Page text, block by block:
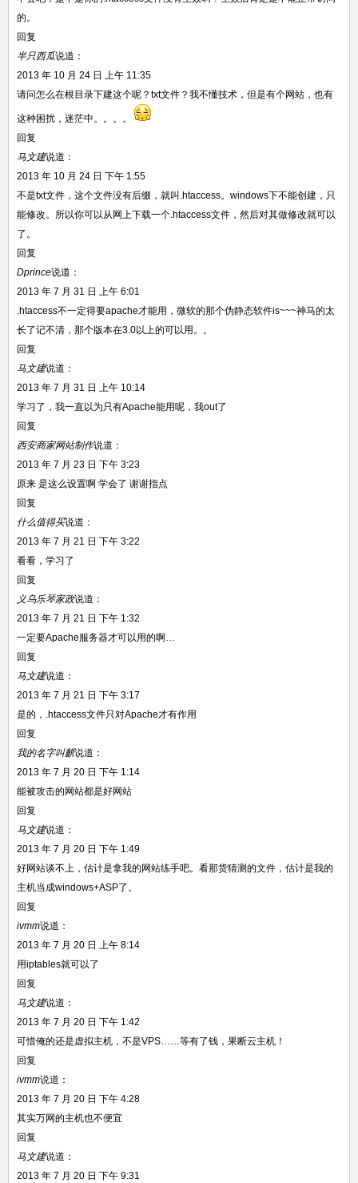
的。
回复
半只西瓜说道：
2013 年 10 月 24 日 上午 11:35
请问怎么在根目录下建这个呢？txt文件？我不懂技术，但是有个网站，也有
这种困扰，迷茫中。。。。
回复
马文建说道：
2013 年 10 月 24 日 下午 1:55
不是txt文件，这个文件没有后缀，就叫.htaccess。windows下不能创建，只
能修改。所以你可以从网上下载一个.htaccess文件，然后对其做修改就可以
了。
回复
Dprince说道：
2013 年 7 月 31 日 上午 6:01
.htaccess不一定得要apache才能用，微软的那个伪静态软件is~~~神马的太
长了记不清，那个版本在3.0以上的可以用。。
回复
马文建说道：
2013 年 7 月 31 日 上午 10:14
学习了，我一直以为只有Apache能用呢，我out了
回复
西安商家网站制作说道：
2013 年 7 月 23 日 下午 3:23
原来 是这么设置啊 学会了 谢谢指点
回复
什么值得买说道：
2013 年 7 月 21 日 下午 3:22
看看，学习了
回复
义乌乐琴家政说道：
2013 年 7 月 21 日 下午 1:32
一定要Apache服务器才可以用的啊…
回复
马文建说道：
2013 年 7 月 21 日 下午 3:17
是的，.htaccess文件只对Apache才有作用
回复
我的名字叫麒说道：
2013 年 7 月 20 日 下午 1:14
能被攻击的网站都是好网站
回复
马文建说道：
2013 年 7 月 20 日 下午 1:49
好网站谈不上，估计是拿我的网站练手吧。看那货猜测的文件，估计是我的
主机当成windows+ASP了。
回复
ivmm说道：
2013 年 7 月 20 日 上午 8:14
用iptables就可以了
回复
马文建说道：
2013 年 7 月 20 日 下午 1:42
可惜俺的还是虚拟主机，不是VPS……等有了钱，果断云主机！
回复
ivmm说道：
2013 年 7 月 20 日 下午 4:28
其实万网的主机也不便宜
回复
马文建说道：
2013 年 7 月 20 日 下午 9:31